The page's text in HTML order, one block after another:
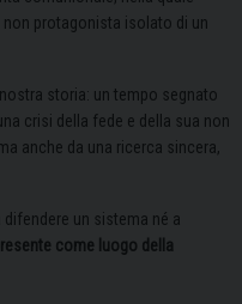
protagonista isolato di un
storia: un tempo segnato
crisi della fede e della sua non
anche da una ricerca sincera,
un sistema né a
come luogo della